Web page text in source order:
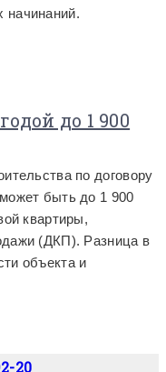
начинаний.
до 1 900
по договору
быть до 1 900
квартиры,
(ДКП). Разница в
объекта и
20